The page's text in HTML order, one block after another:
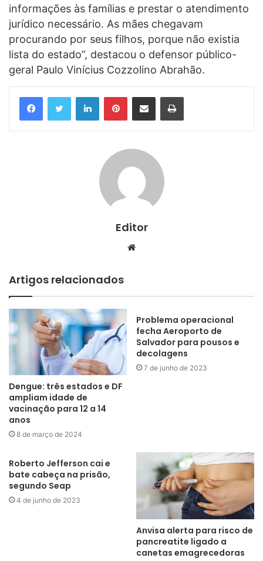
informações às famílias e prestar o atendimento
jurídico necessário. As mães chegavam
procurando por seus filhos, porque não existia
lista do estado”, destacou o defensor público-
geral Paulo Vinícius Cozzolino Abrahão.
LinkedinPinterestCompartilhar via e-mail Imprimir
Editor
Website
Artigos relacionados
Dengue: três estados e DF
ampliam idade de
vacinação para 12 a 14
anos
8 de março de 2024
Problema operacional
fecha Aeroporto de
Salvador para pousos e
decolagens
7 de junho de 2023
Roberto Jefferson cai e
bate cabeça na prisão,
segundo Seap
4 de junho de 2023
Anvisa alerta para risco de
pancreatite ligado a
canetas emagrecedoras